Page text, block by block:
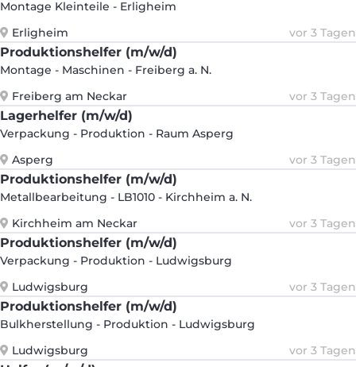
Montage Kleinteile - Erligheim
Erligheim
vor 3 Tagen
Produktionshelfer (m/w/d)
Montage - Maschinen - Freiberg a. N.
Freiberg am Neckar
vor 3 Tagen
Lagerhelfer (m/w/d)
Verpackung - Produktion - Raum Asperg
Asperg
vor 3 Tagen
Produktionshelfer (m/w/d)
Metallbearbeitung - LB1010 - Kirchheim a. N.
Kirchheim am Neckar
vor 3 Tagen
Produktionshelfer (m/w/d)
Verpackung - Produktion - Ludwigsburg
Ludwigsburg
vor 3 Tagen
Produktionshelfer (m/w/d)
Bulkherstellung - Produktion - Ludwigsburg
Ludwigsburg
vor 3 Tagen